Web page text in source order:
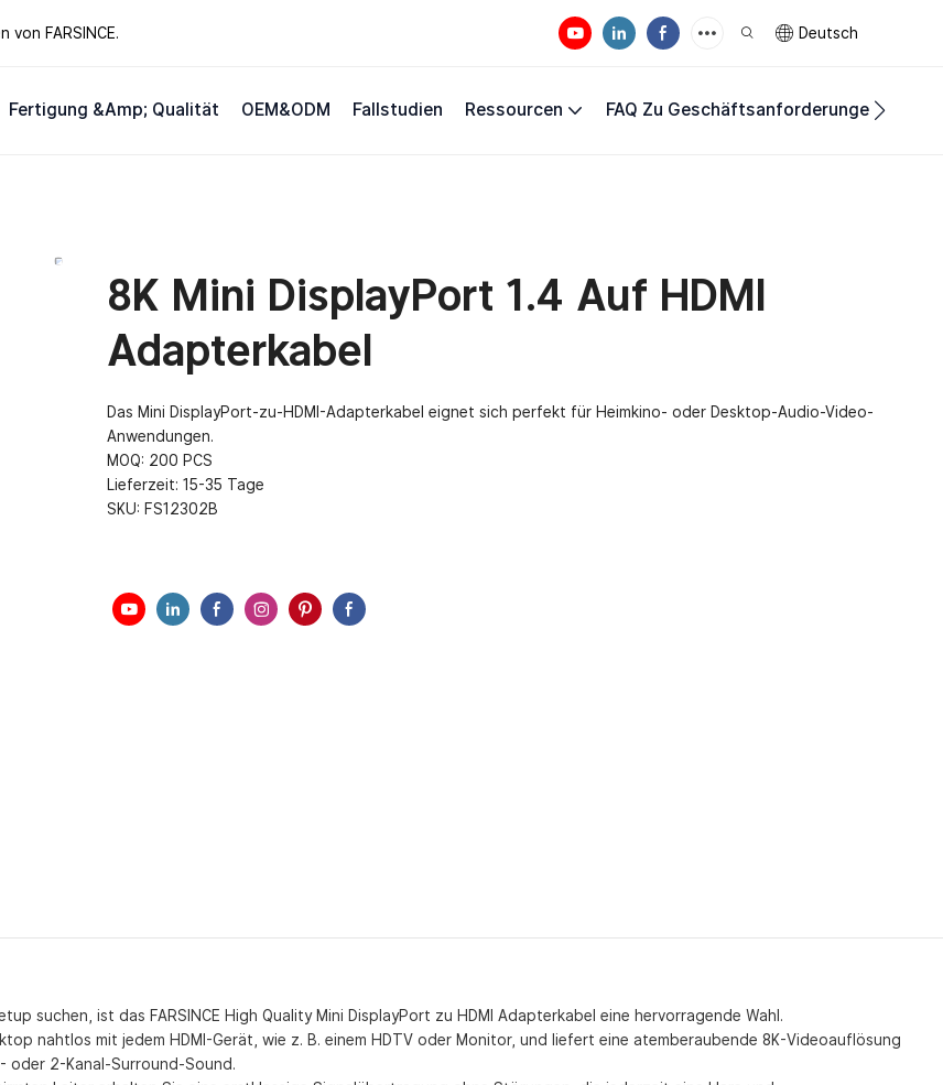
FARSINCE. Deutsch
Fertigung &amp; Qualität OEM&ODM Fallstudien Ressourcen FAQ Zu Geschäftsanforderungen
8K Mini DisplayPort 1.4 Auf HDMI
Adapterkabel
Das Mini DisplayPort-zu-HDMI-Adapterkabel eignet sich perfekt für Heimkino- oder Desktop-Audio-Video-
Anwendungen.
MOQ: 200 PCS
Lieferzeit: 15-35 Tage
SKU: FS12302B
suchen, ist das FARSINCE High Quality Mini DisplayPort zu HDMI Adapterkabel eine hervorragende Wahl.
nahtlos mit jedem HDMI-Gerät, wie z. B. einem HDTV oder Monitor, und liefert eine atemberaubende 8K-Videoauflösung
oder 2-Kanal-Surround-Sound.